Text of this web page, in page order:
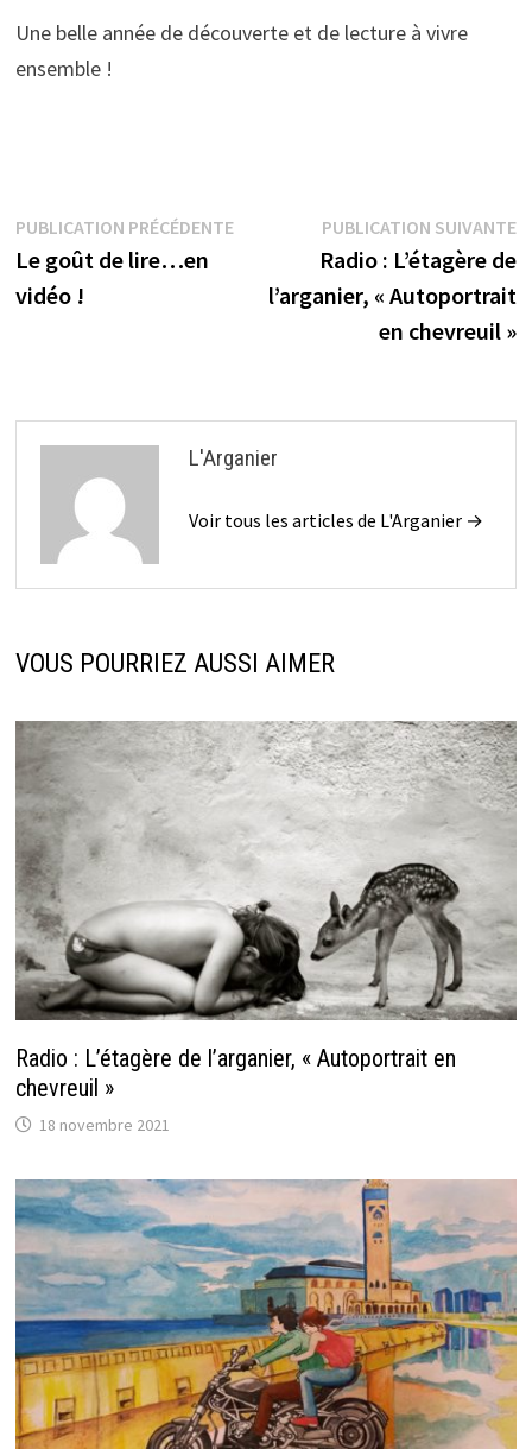
Une belle année de découverte et de lecture à vivre
ensemble !
Navigation
de
PUBLICATION PRÉCÉDENTEPublication
précédente :
Le goût de lire…en
vidéo !
PUBLICATION SUIVANTE
Radio : L’étagère de
l’arganier, « Autoportrait
en chevreuil »
L'Arganier
Voir tous les articles de L'Arganier →
VOUS POURRIEZ AUSSI AIMER
Radio : L’étagère de l’arganier, « Autoportrait en
chevreuil »
18 novembre 2021